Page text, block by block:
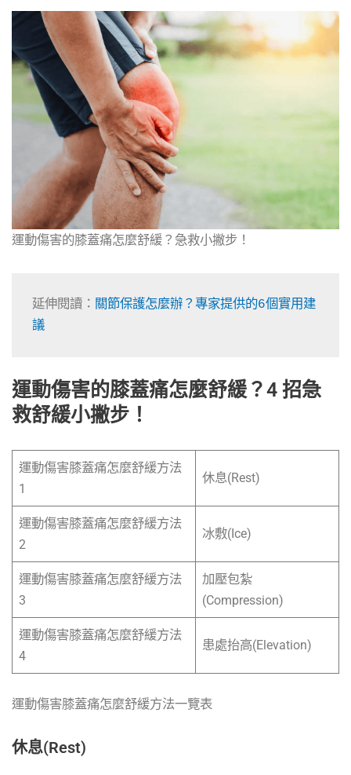
運動傷害的膝蓋痛怎麼舒緩？急救小撇步！
延伸閱讀： 關節保護怎麼辦？專家提供的6個實用建
議
運動傷害的膝蓋痛怎麼舒緩？4 招急
救舒緩小撇步！
運動傷害膝蓋痛怎麼舒緩方法
1
休息(Rest)
運動傷害膝蓋痛怎麼舒緩方法
2
冰敷(Ice)
運動傷害膝蓋痛怎麼舒緩方法
3
加壓包紮
(Compression)
運動傷害膝蓋痛怎麼舒緩方法
4
患處抬高(Elevation)
運動傷害膝蓋痛怎麼舒緩方法一覽表
休息(Rest)